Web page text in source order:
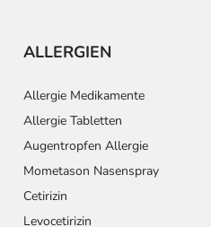
ALLERGIEN
Allergie Medikamente
Allergie Tabletten
Augentropfen Allergie
Mometason Nasenspray
Cetirizin
Levocetirizin